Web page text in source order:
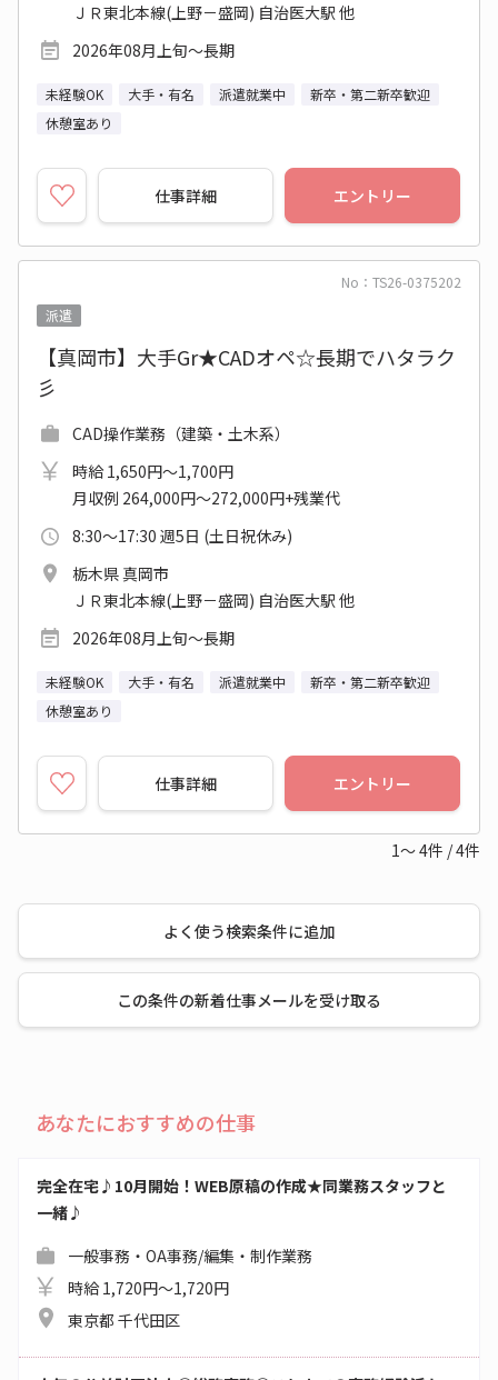
ＪＲ東北本線(上野－盛岡) 自治医大駅 他
2026年08月上旬～長期
未経験OK 大手・有名 派遣就業中
新卒・第二新卒歓迎
休憩室あり
仕事詳細 エントリー
No：TS26-0375202
派遣
【真岡市】大手Gr★CADオペ☆長期でハタラク
彡
CAD操作業務（建築・土木系）
時給 1,650円～1,700円
月収例 264,000円～272,000円+残業代
8:30～17:30 週5日 (土日祝休み)
栃木県 真岡市
ＪＲ東北本線(上野－盛岡) 自治医大駅 他
2026年08月上旬～長期
未経験OK 大手・有名 派遣就業中
新卒・第二新卒歓迎
休憩室あり
仕事詳細 エントリー
1～4件 /4件
よく使う検索条件に追加
この条件の新着仕事メールを受け取る
あなたにおすすめの仕事
完全在宅♪10月開始！WEB原稿の作成★同業務スタッフと
一緒♪
一般事務・OA事務/編集・制作業務
時給 1,720円～1,720円
東京都 千代田区